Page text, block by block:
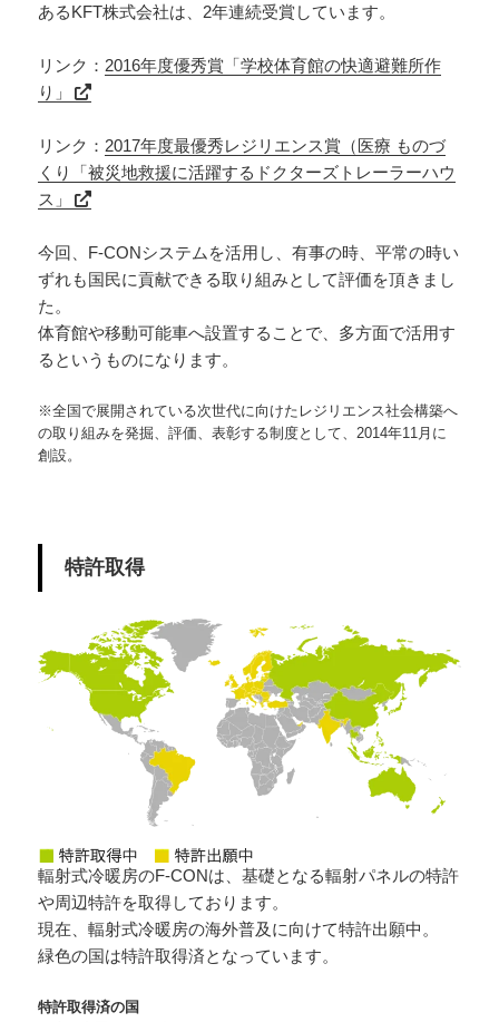
あるKFT株式会社は、2年連続受賞しています。
リンク：2016年度優秀賞「学校体育館の快適避難所作
り」
リンク：2017年度最優秀レジリエンス賞（医療 ものづ
くり「被災地救援に活躍するドクターズトレーラーハウ
ス」
今回、F-CONシステムを活用し、有事の時、平常の時い
ずれも国民に貢献できる取り組みとして評価を頂きまし
た。
体育館や移動可能車へ設置することで、多方面で活用す
るというものになります。
※全国で展開されている次世代に向けたレジリエンス社会構築へ
の取り組みを発掘、評価、表彰する制度として、2014年11月に
創設。
特許取得
輻射式冷暖房のF-CONは、基礎となる輻射パネルの特許
や周辺特許を取得しております。
現在、輻射式冷暖房の海外普及に向けて特許出願中。
緑色の国は特許取得済となっています。
特許取得済の国